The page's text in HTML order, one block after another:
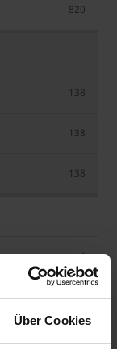
Über Cookies
820
138
138
138
4
6